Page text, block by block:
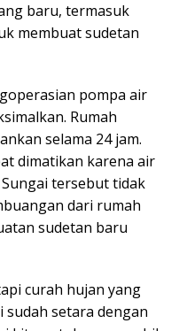
baru, termasuk
membuat sudetan
pompa air
Rumah
selama 24 jam.
dimatikan karena air
tersebut tidak
dari rumah
sudetan baru
curah hujan yang
setara dengan